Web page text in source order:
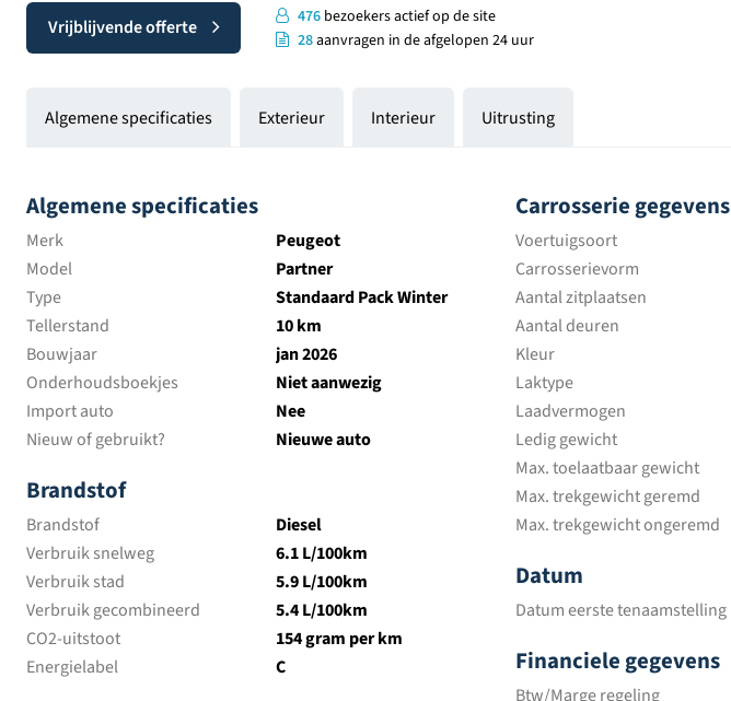
Vrijblijvende offerte 476 bezoekers actief op de site
28aanvragen in de afgelopen 24 uur
Algemene specificaties Exterieur Interieur Uitrusting
Algemene specificaties
Merk
Peugeot
Model
Partner
Type
Standaard Pack Winter
Tellerstand
10 km
Bouwjaar
jan 2026
Onderhoudsboekjes
Niet aanwezig
Import auto
Nee
Nieuw of gebruikt?
Nieuwe auto
Brandstof
Brandstof
Diesel
Verbruik snelweg
6.1 L/100km
Verbruik stad
5.9 L/100km
Verbruik gecombineerd
5.4 L/100km
CO2-uitstoot
154 gram per km
Energielabel
C
Carrosserie gegevens
Voertuigsoort
Carrosserievorm
Aantal zitplaatsen
Aantal deuren
Kleur
Laktype
Laadvermogen
Ledig gewicht
Max. toelaatbaar gewicht
Max. trekgewicht geremd
Max. trekgewicht ongeremd
Datum
Datum eerste tenaamstelling
Financiele gegevens
Btw/Marge regeling